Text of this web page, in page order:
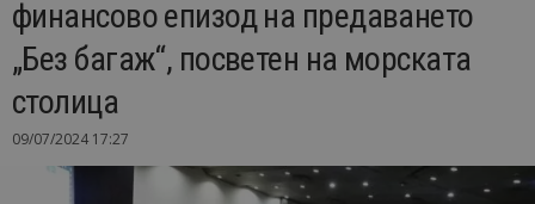
финансово епизод на предаването
„Без багаж“, посветен на морската
столица
09/07/2024 17:27